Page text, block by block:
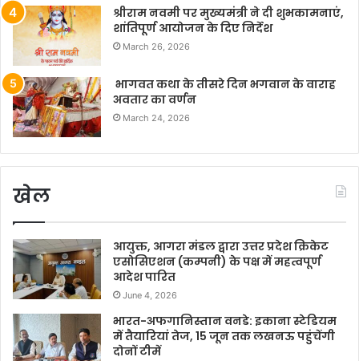
श्रीराम नवमी पर मुख्यमंत्री ने दी शुभकामनाएं,
शांतिपूर्ण आयोजन के दिए निर्देश
March 26, 2026
भागवत कथा के तीसरे दिन भगवान के वाराह
अवतार का वर्णन
March 24, 2026
खेल
आयुक्त, आगरा मंडल द्वारा उत्तर प्रदेश क्रिकेट
एसोसिएशन (कम्पनी) के पक्ष में महत्वपूर्ण
आदेश पारित
June 4, 2026
भारत-अफगानिस्तान वनडे: इकाना स्टेडियम
में तैयारियां तेज, 15 जून तक लखनऊ पहुंचेंगी
दोनों टीमें